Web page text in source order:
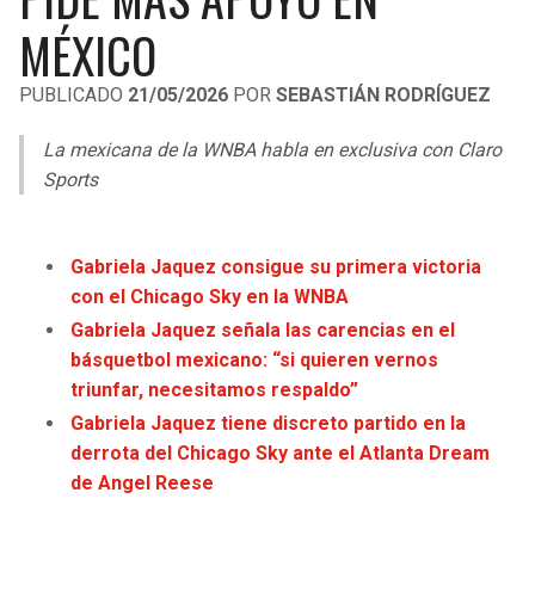
LIGA DE EXPANSIÓN MX
LEAGUES CUP
UEFA EUROPA LEAGUE
UEFA CONFERENCE LEAGUE
COPA LIBERTADORES
OTRAS LIGAS
RAIDERS
RAVENS
BROWNS
STEELERS
TEXANS
COLTS
CAVALIERS
PACERS
HAWKS
HORNETS
HEAT
MAGIC
MÉXICO
PUBLICADO 21/05/2026 POR SEBASTIÁN RODRÍGUEZ
La mexicana de la WNBA habla en exclusiva con Claro
Sports
Gabriela Jaquez consigue su primera victoria
con el Chicago Sky en la WNBA
Gabriela Jaquez señala las carencias en el
básquetbol mexicano: “si quieren vernos
triunfar, necesitamos respaldo”
Gabriela Jaquez tiene discreto partido en la
derrota del Chicago Sky ante el Atlanta Dream
de Angel Reese